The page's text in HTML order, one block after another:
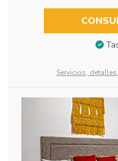
Servicios,